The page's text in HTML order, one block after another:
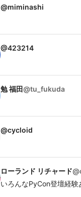
@miminashi
@423214
勉 福田@tu_fukuda
@cycloid
ローランド リチャード@
いろんなPyCon登壇経験